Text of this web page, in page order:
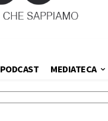
PODCAST MEDIATECA